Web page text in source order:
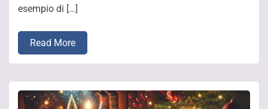
esempio di […]
Read More